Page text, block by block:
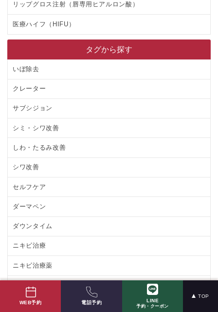
リップグロス注射（唇専用ヒアルロン酸）
医療ハイフ（HIFU）
タグから探す
いぼ除去
クレーター
サブシジョン
シミ・シワ改善
しわ・たるみ改善
シワ改善
セルフケア
ダーマペン
ダウンタイム
ニキビ治療
ニキビ治療薬
ニキビ肌改善
ニキビ跡
WEB予約 電話予約 LINE
予約・クーポン
TOP